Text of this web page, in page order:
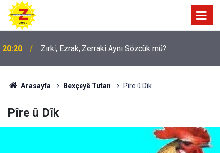
20:20 Zırkî, Ezrak, Zerrakî Aynı Sözcük mü?
Anasayfa Bexçeyê Tutan Pîre û Dîk
Pîre û Dîk